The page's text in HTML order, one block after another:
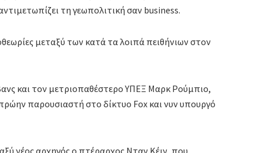
τη γεωπολιτική σαν business.
μεταξύ των κατά τα λοιπά πειθήνιων στον
και τον μετριοπαθέστερο ΥΠΕΞ Μαρκ Ρούμπιο,
παρουσιαστή στο δίκτυο Fox και νυν υπουργό